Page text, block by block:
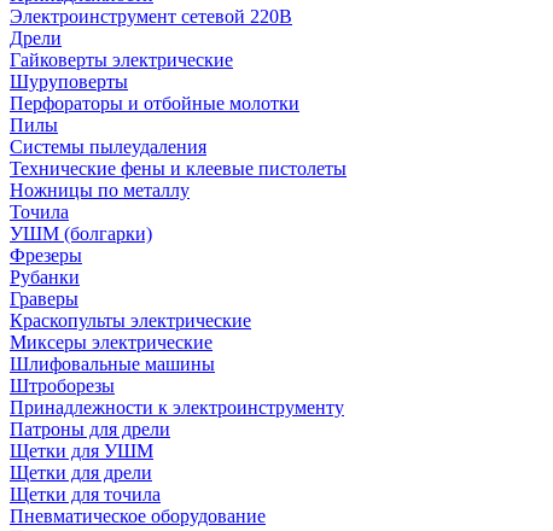
Электроинструмент сетевой 220В
Дрели
Гайковерты электрические
Шуруповерты
Перфораторы и отбойные молотки
Пилы
Системы пылеудаления
Технические фены и клеевые пистолеты
Ножницы по металлу
Точила
УШМ (болгарки)
Фрезеры
Рубанки
Граверы
Краскопульты электрические
Миксеры электрические
Шлифовальные машины
Штроборезы
Принадлежности к электроинструменту
Патроны для дрели
Щетки для УШМ
Щетки для дрели
Щетки для точила
Пневматическое оборудование